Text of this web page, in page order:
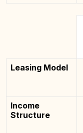
Leasing Model
Income
Structure